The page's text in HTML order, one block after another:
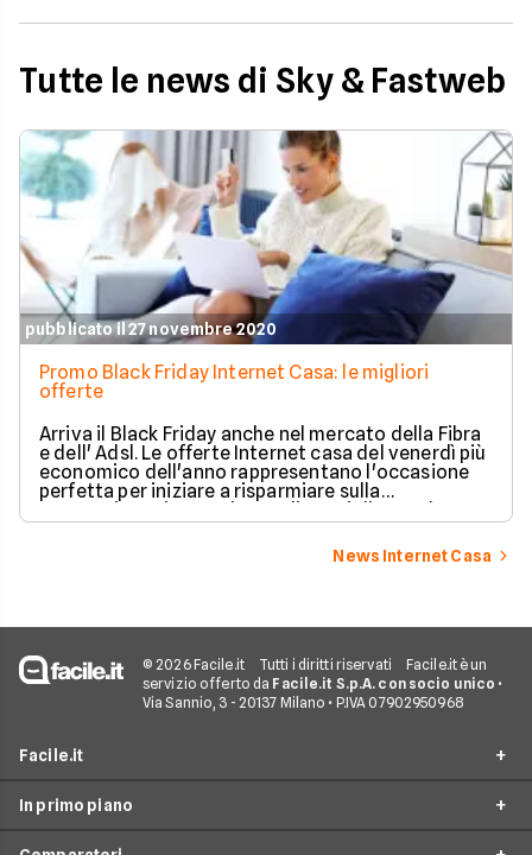
Tutte le news di Sky & Fastweb
pubblicato il 27 novembre 2020
Promo Black Friday Internet Casa: le migliori
offerte
Arriva il Black Friday anche nel mercato della Fibra
e dell' Adsl. Le offerte Internet casa del venerdì più
economico dell'anno rappresentano l'occasione
perfetta per iniziare a risparmiare sulla
connessione ricevendo regali speciali. Ecco le
migliori offerte Internet Casa del Black Friday
News Internet Casa
© 2026 Facile.it Tutti i diritti riservati
Facile.it è un
servizio offerto da Facile.it S.p.A. con socio unico •
Via Sannio, 3 - 20137 Milano • P.IVA 07902950968
Facile.it
Assicurazioni
In primo piano